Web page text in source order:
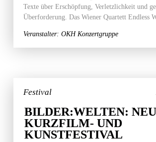
Texte über Erschöpfung, Verletzlichkeit und
Überforderung. Das Wiener Quartett Endless
Veranstalter: OKH Konzertgruppe
Festival
BILDER:WELTEN:
KURZFILM- UND
KUNSTFESTIVAL